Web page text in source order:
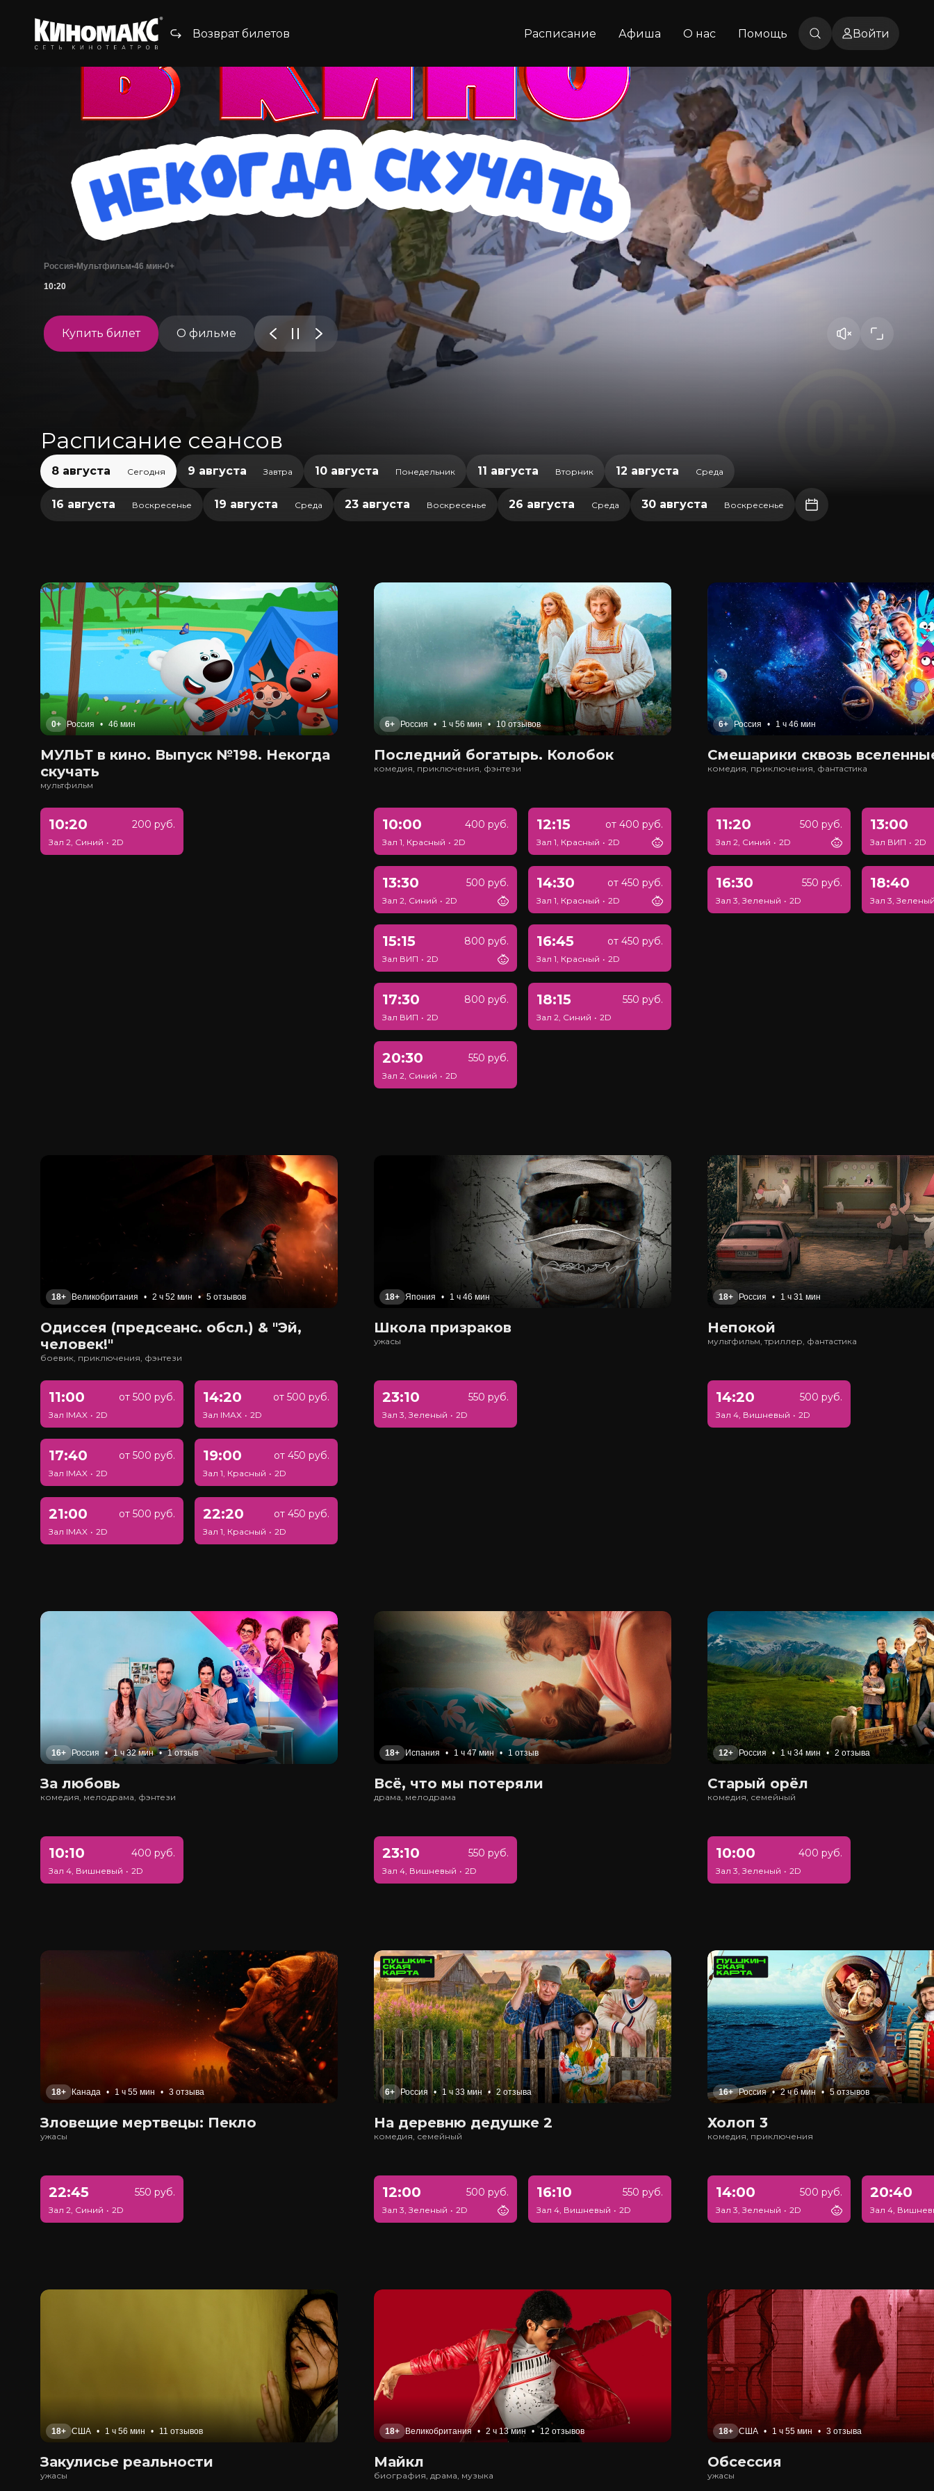
Возврат билетов Расписание Афиша О нас Помощь Войти
Россия•Мультфильм•46 мин•0+
10:20
Купить билет О фильме
Расписание сеансов
8 августа Сегодня 9 августа Завтра 10 августа Понедельник 11 августа Вторник 12 августа Среда
16 августа Воскресенье 19 августа Среда 23 августа Воскресенье 26 августа Среда 30 августа Воскресенье
0+ Россия • 46 мин
МУЛЬТ в кино. Выпуск №198. Некогда
скучать
мультфильм
10:20 200 руб.
Зал 2, Синий • 2D
6+ Россия • 1 ч 56 мин • 10 отзывов
Последний богатырь. Колобок
комедия, приключения, фэнтези
10:00 400 руб.
Зал 1, Красный • 2D
12:15 от 400 руб.
Зал 1, Красный • 2D
13:30 500 руб.
Зал 2, Синий • 2D
14:30 от 450 руб.
Зал 1, Красный • 2D
15:15 800 руб.
Зал ВИП • 2D
16:45 от 450 руб.
Зал 1, Красный • 2D
17:30 800 руб.
Зал ВИП • 2D
18:15 550 руб.
Зал 2, Синий • 2D
20:30 550 руб.
Зал 2, Синий • 2D
6+ Россия • 1 ч 46 мин
Смешарики сквозь
комедия, приключения, фантастика
11:20 500 руб.
Зал 2, Синий • 2D
13:00
Зал ВИП • 2D
16:30 550 руб.
Зал 3, Зеленый • 2D
18:40
Зал 3,
18+ Великобритания • 2 ч 52 мин • 5 отзывов
Одиссея (предсеанс. обсл.) & "Эй,
человек!"
боевик, приключения, фэнтези
11:00 от 500 руб.
Зал IMAX • 2D
14:20 от 500 руб.
Зал IMAX • 2D
17:40 от 500 руб.
Зал IMAX • 2D
19:00 от 450 руб.
Зал 1, Красный • 2D
21:00 от 500 руб.
Зал IMAX • 2D
22:20 от 450 руб.
Зал 1, Красный • 2D
18+ Япония • 1 ч 46 мин
Школа призраков
ужасы
23:10 550 руб.
Зал 3, Зеленый • 2D
18+ Россия • 1 ч 31 мин
Непокой
мультфильм, триллер, фантастика
14:20 500 руб.
Зал 4, Вишневый • 2D
16+ Россия • 1 ч 32 мин • 1 отзыв
За любовь
комедия, мелодрама, фэнтези
10:10 400 руб.
Зал 4, Вишневый • 2D
18+ Испания • 1 ч 47 мин • 1 отзыв
Всё, что мы потеряли
драма, мелодрама
23:10 550 руб.
Зал 4, Вишневый • 2D
12+ Россия • 1 ч 34 мин • 2 отзыва
Старый орёл
комедия, семейный
10:00 400 руб.
Зал 3, Зеленый • 2D
18+ Канада • 1 ч 55 мин • 3 отзыва
Зловещие мертвецы: Пекло
ужасы
22:45 550 руб.
Зал 2, Синий • 2D
6+ Россия • 1 ч 33 мин • 2 отзыва
На деревню дедушке 2
комедия, семейный
12:00 500 руб.
Зал 3, Зеленый • 2D
16:10 550 руб.
Зал 4, Вишневый • 2D
16+ Россия • 2 ч 6 мин • 5 отзывов
Холоп 3
комедия, приключения
14:00 500 руб.
Зал 3, Зеленый • 2D
20:40
Зал 4,
18+ США • 1 ч 56 мин • 11 отзывов
Закулисье реальности
ужасы
18+ Великобритания • 2 ч 13 мин • 12 отзывов
Майкл
биография, драма, музыка
18+ США • 1 ч 55 мин • 3 отзыва
Обсессия
ужасы